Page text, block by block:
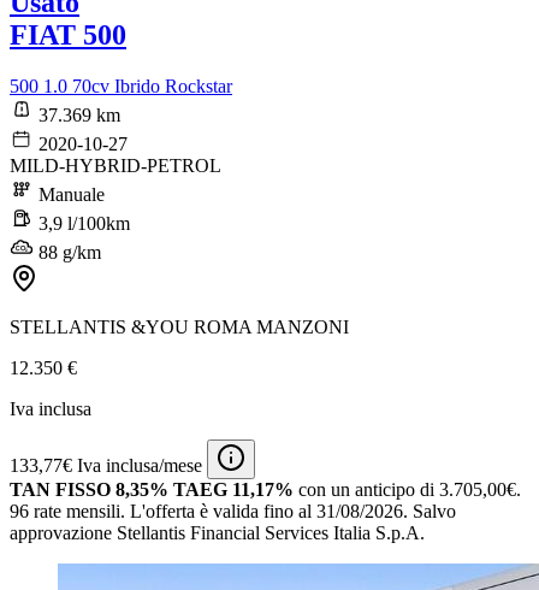
FIAT 500
500 1.0 70cv Ibrido Rockstar
37.369 km
2020-10-27
MILD-HYBRID-PETROL
Manuale
3,9 l/100km
88 g/km
STELLANTIS &YOU ROMA MANZONI
12.350 €
Iva inclusa
133,77€ Iva inclusa/mese
TAN FISSO 8,35% TAEG 11,17% con un anticipo di 3.705,00€.
96 rate mensili. L'offerta è valida fino al 31/08/2026. Salvo
approvazione Stellantis Financial Services Italia S.p.A.